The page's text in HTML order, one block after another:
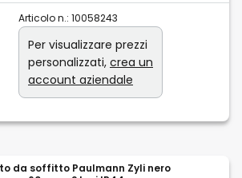
Articolo n.: 10058243
Per visualizzare prezzi
personalizzati, crea un
account aziendale
da soffitto Paulmann Zyli nero